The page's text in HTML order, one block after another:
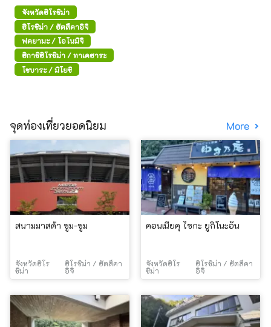
จังหวัดฮิโรชิม่า
ฮิโรชิม่า / ฮัตสึคาอิจิ
ฟุคุยามะ / โอโนมิจิ
ฮิกาชิฮิโรชิม่า / ทาเคฮาระ
โชบาระ / มิโยชิ
จุดท่องเที่ยวยอดนิยม More
สนามมาสด้า ซูม-ซูม
จังหวัดฮิโร
ชิม่า
ฮิโรชิม่า / ฮัตสึคา
อิจิ
คอนเนียคุ ไซกะ ยูกิโนะอัน
จังหวัดฮิโร
ชิม่า
ฮิโรชิม่า / ฮัตสึคา
อิจิ